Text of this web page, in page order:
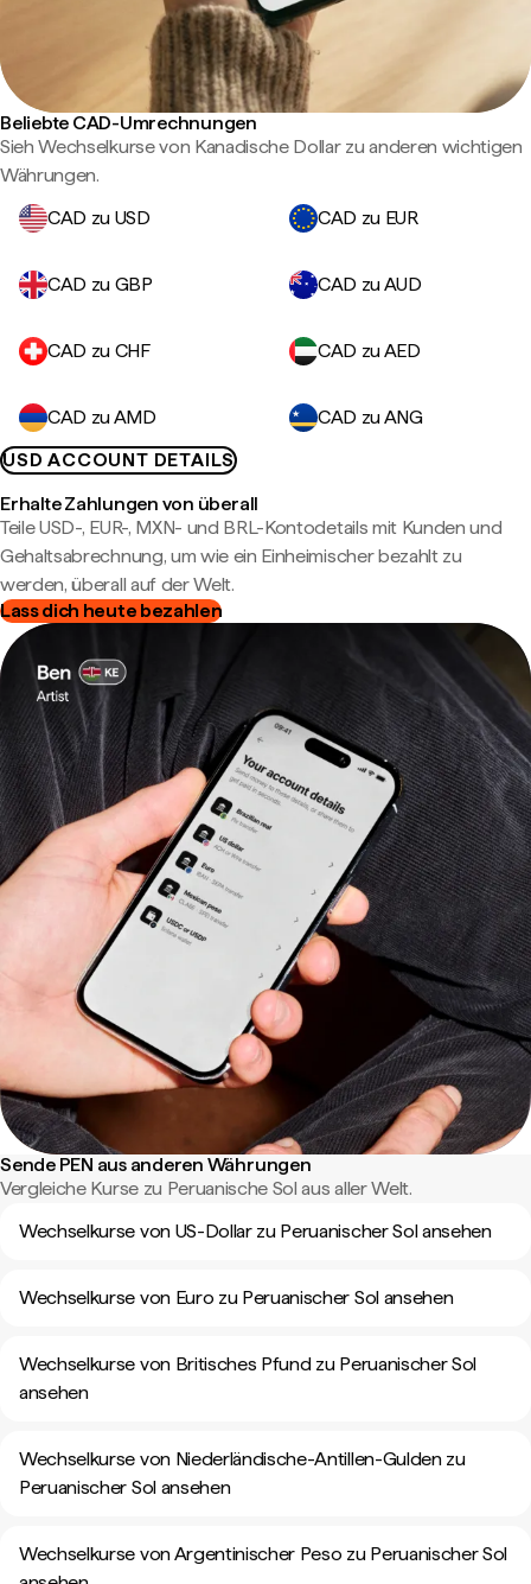
Beliebte CAD-Umrechnungen
Sieh Wechselkurse von Kanadische Dollar zu anderen wichtigen
Währungen.
CAD zu USD
CAD zu EUR
CAD zu GBP CAD zu AUD
CAD zu CHF CAD zu AED
CAD zu AMD
CAD zu ANG
USD ACCOUNT DETAILS
Erhalte Zahlungen von überall
Teile USD-, EUR-, MXN- und BRL-Kontodetails mit Kunden und
Gehaltsabrechnung, um wie ein Einheimischer bezahlt zu
werden, überall auf der Welt.
Lass dich heute bezahlen
Sende PEN aus anderen Währungen
Vergleiche Kurse zu Peruanische Sol aus aller Welt.
Wechselkurse von US-Dollar zu Peruanischer Sol ansehen
Wechselkurse von Euro zu Peruanischer Sol ansehen
Wechselkurse von Britisches Pfund zu Peruanischer Sol
ansehen
Wechselkurse von Niederländische-Antillen-Gulden zu
Peruanischer Sol ansehen
Wechselkurse von Argentinischer Peso zu Peruanischer Sol